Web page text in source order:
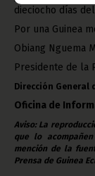
dieciocho días
Por una Guinea
Obiang Nguema
Presidente de la
Dirección General
Oficina de
Aviso: La
que lo
mención de la
Prensa de Guinea